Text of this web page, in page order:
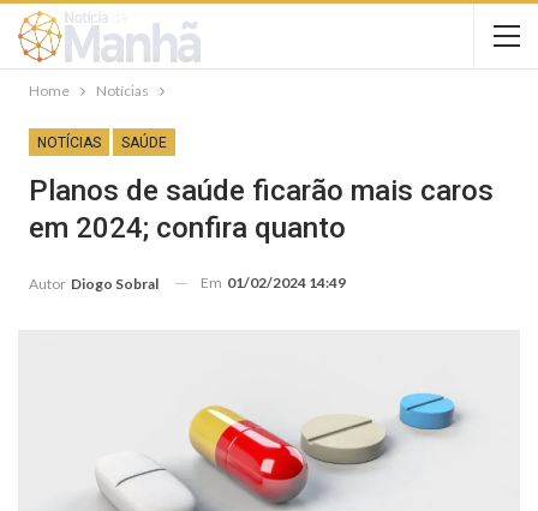
Home Notícias
NOTÍCIAS SAÚDE
Planos de saúde ficarão mais caros
em 2024; confira quanto
Autor Diogo Sobral Em 01/02/2024 14:49